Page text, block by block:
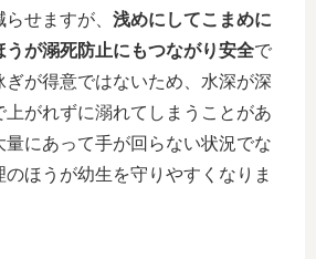
せますが、 浅めにしてこまめに
うが溺死防止にもつながり安全で
ぎが得意ではないため、水深が深
上がれずに溺れてしまうことがあ
量にあって手が回らない状況でな
ほうが幼生を守りやすくなりま